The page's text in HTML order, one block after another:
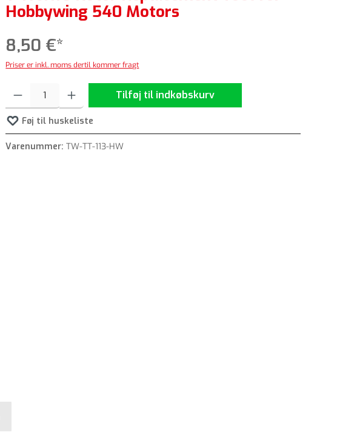
Hobbywing 540 Motors
8,50 €*
Priser er inkl. moms dertil kommer fragt
Tilføj til indkøbskurv
Føj til huskeliste
Varenummer:TW-TT-113-HW